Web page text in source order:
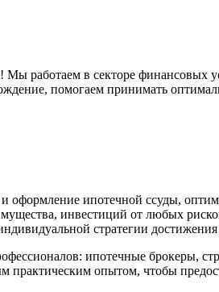
работаем в секторе финансовых
помогаем принимать
оформление ипотечной ссуды,
инвестиций от любых
стратегии
ипотечные брокеры,
опытом, чтобы